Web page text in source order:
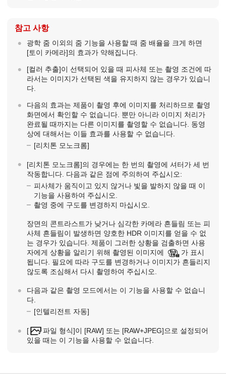
참고 사항
광학 줌 이외의 줌 기능을 사용할 때 줌 배율을 크게 하면
[토이 카메라]의 효과가 약해집니다.
[컬러 추출]이 선택되어 있을 때 피사체 또는 촬영 조건에 따
라서는 이미지가 선택된 색을 유지하지 않는 경우가 있습니
다.
다음의 효과는 제품이 촬영 후에 이미지를 처리하므로 촬영
화면에서 확인할 수 없습니다. 뿐만 아니라 이미지 처리가
완료될 때까지는 다른 이미지를 촬영할 수 없습니다. 동영
상에 대해서는 이들 효과를 사용할 수 없습니다.
[리치톤 모노크롬]
[리치톤 모노크롬]의 경우에는 한 번의 촬영에 셔터가 세 번
작동합니다. 다음과 같은 점에 주의하여 주십시오:
피사체가 움직이고 있지 않거나 빛을 발하지 않을 때 이
기능을 사용하여 주십시오.
촬영 중에 구도를 변경하지 마십시오.
장면의 콘트라스트가 낮거나 심각한 카메라 흔들림 또는 피
사체 흔들림이 발생하면 양호한 HDR 이미지를 얻을 수 없
는 경우가 있습니다. 제품이 그러한 상황을 검출하면 사용
자에게 상황을 알리기 위해 촬영된 이미지에
가 표시
됩니다. 필요에 따라 구도를 변경하거나 이미지가 흔들리지
않도록 조심해서 다시 촬영하여 주십시오.
다음과 같은 촬영 모드에서는 이 기능을 사용할 수 없습니
다.
[인텔리전트 자동]
[ 파일 형식]이 [RAW] 또는 [RAW+JPEG]으로 설정되어
있을 때는 이 기능을 사용할 수 없습니다.